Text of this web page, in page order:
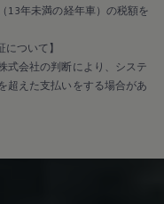
13年未満の経年車）の税額を
ついて】
式会社の判断により、システ
超えた支払いをする場合があ